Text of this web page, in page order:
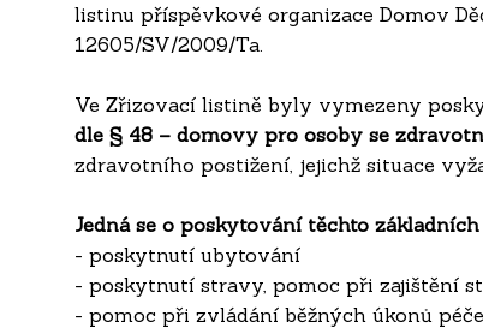
listinu příspěvkové organizace Domov
12605/SV/2009/Ta.
Ve Zřizovací listině byly vymezeny
dle § 48 – domovy pro osoby se
zdravotního postižení, jejichž situace
Jedná se o poskytování těchto
- poskytnutí ubytování
- poskytnutí stravy, pomoc při zajištění
- pomoc při zvládání běžných úkonů